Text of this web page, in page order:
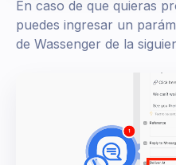
En caso de que quieras
puedes ingresar un
de Wassenger de la